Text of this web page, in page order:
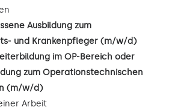
Ausbildung zum
und Krankenpfleger (m/w/d)
im OP-Bereich oder
zum Operationstechnischen
(m/w/d)
Arbeit